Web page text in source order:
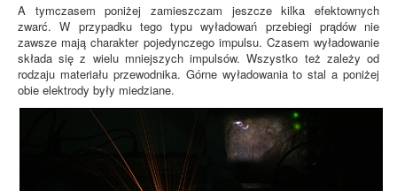
A tymczasem poniżej zamieszczam jeszcze kilka efektownych
zwarć. W przypadku tego typu wyładowań przebiegi prądów nie
zawsze mają charakter pojedynczego impulsu. Czasem wyładowanie
składa się z wielu mniejszych impulsów. Wszystko też zależy od
rodzaju materiału przewodnika. Górne wyładowania to stal a poniżej
obie elektrody były miedziane.